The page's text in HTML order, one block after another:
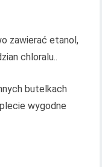
zawierać etanol,
chloralu..
butelkach
wygodne